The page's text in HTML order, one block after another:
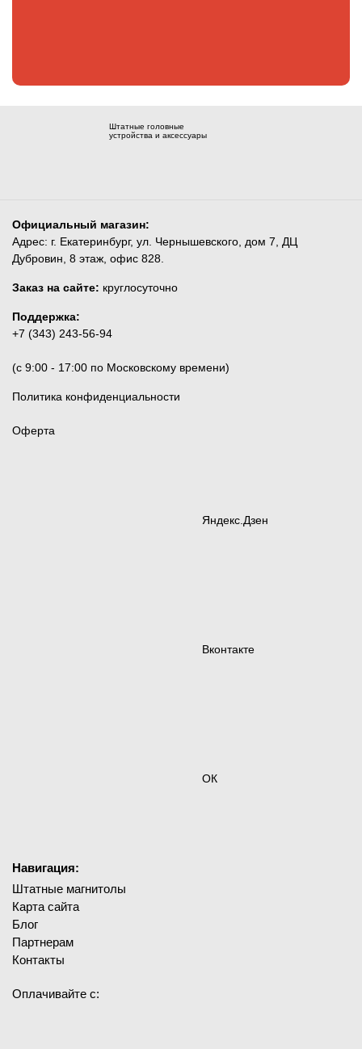
Штатные головные
устройства и аксессуары
Официальный магазин:
Адрес: г. Екатеринбург, ул. Чернышевского, дом 7, ДЦ
Дубровин, 8 этаж, офис 828.
Заказ на сайте: круглосуточно
Поддержка:
+7 (343) 243-56-94
(c 9:00 - 17:00 по Московскому времени)
Политика конфиденциальности
Оферта
Яндекс.Дзен
Вконтакте
ОК
Навигация:
Штатные магнитолы
Карта сайта
Блог
Партнерам
Контакты
Оплачивайте с: